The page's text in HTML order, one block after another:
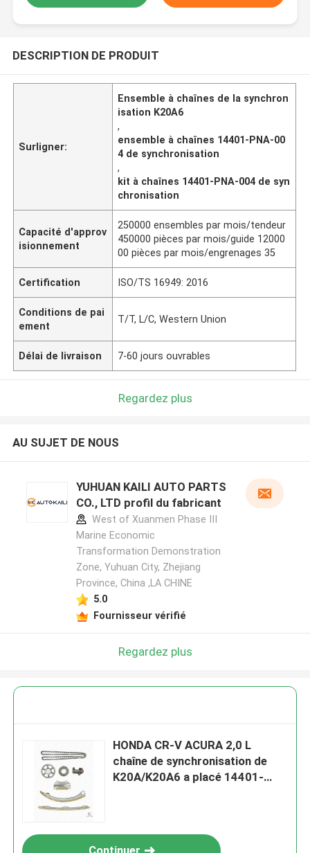
DESCRIPTION DE PRODUIT
Surligner:
Ensemble à chaînes de la synchron
isation K20A6
,
ensemble à chaînes 14401-PNA-00
4 de synchronisation
,
kit à chaînes 14401-PNA-004 de syn
chronisation
Capacité d'approv
isionnement
250000 ensembles par mois/tendeur
450000 pièces par mois/guide 12000
00 pièces par mois/engrenages 35
Certification ISO/TS 16949: 2016
Conditions de pai
ement
T/T, L/C, Western Union
Délai de livraison 7-60 jours ouvrables
Regardez plus
AU SUJET DE NOUS
YUHUAN KAILI AUTO PARTS
CO., LTD profil du fabricant
West of Xuanmen Phase III
Marine Economic
Transformation Demonstration
Zone, Yuhuan City, Zhejiang
Province, China ,LA CHINE
5.0
Fournisseur vérifié
Regardez plus
HONDA CR-V ACURA 2,0 L
chaîne de synchronisation de
K20A/K20A6 a placé 14401-